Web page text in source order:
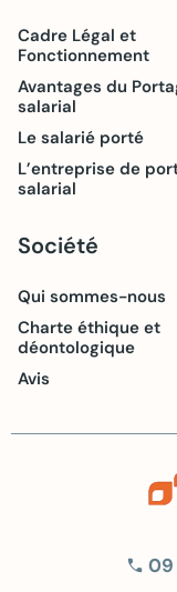
Cadre Légal et
Fonctionnement
Avantages du
salarial
Le salarié porté
L’entreprise de
salarial
Société
Qui sommes-nous
Charte éthique et
déontologique
Avis
phone 09